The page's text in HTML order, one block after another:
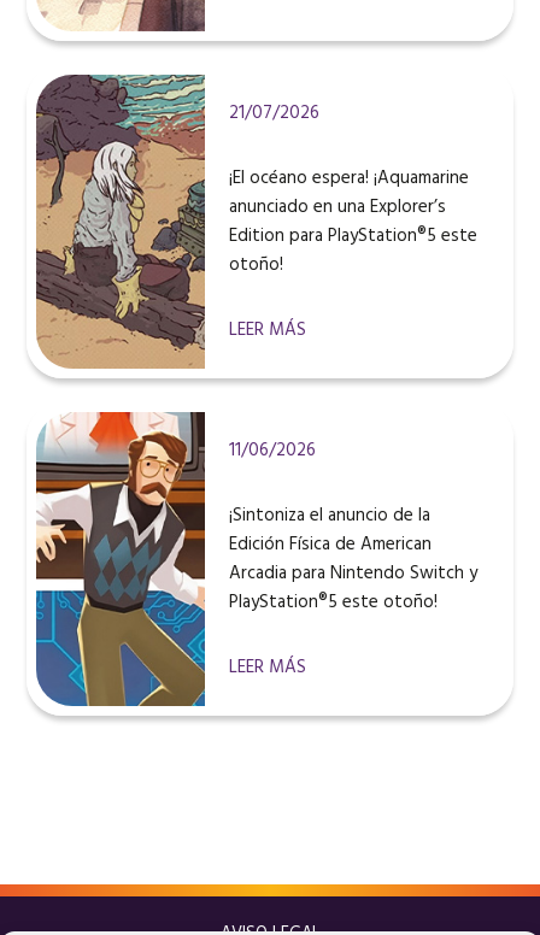
21/07/2026
¡El océano espera! ¡Aquamarine
anunciado en una Explorer’s
Edition para PlayStation®5 este
otoño!
LEER MÁS
11/06/2026
¡Sintoniza el anuncio de la
Edición Física de American
Arcadia para Nintendo Switch y
PlayStation®5 este otoño!
LEER MÁS